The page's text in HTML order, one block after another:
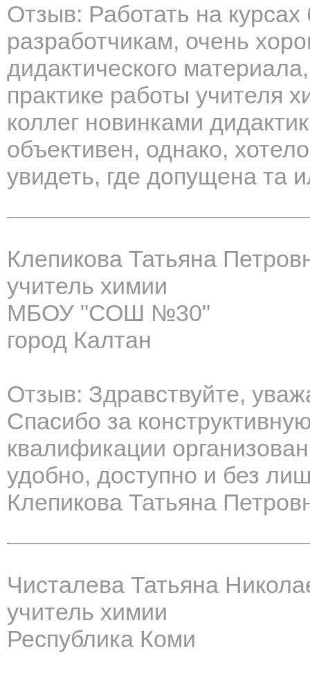
Отзыв: Работать на
разработчикам, очень
дидактического
практике работы учителя
коллег новинками
объективен, однако,
увидеть, где допущена та
Клепикова Татьяна
учитель химии
МБОУ "СОШ №30"
город Калтан
Отзыв: Здравствуйте,
Спасибо за
квалификации
удобно, доступно и без
Клепикова Татьяна
Чисталева Татьяна
учитель химии
Республика Коми